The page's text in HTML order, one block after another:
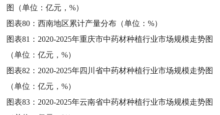
图（单位：亿元，%）
图表80：西南地区累计产量分布（单位：%）
图表81： 2020-2025年重庆市中药材种植行业市场规模走势图
（单位：亿元，%）
图表82： 2020-2025年四川省中药材种植行业市场规模走势图
（单位：亿元，%）
图表83： 2020-2025年云南省中药材种植行业市场规模走势图